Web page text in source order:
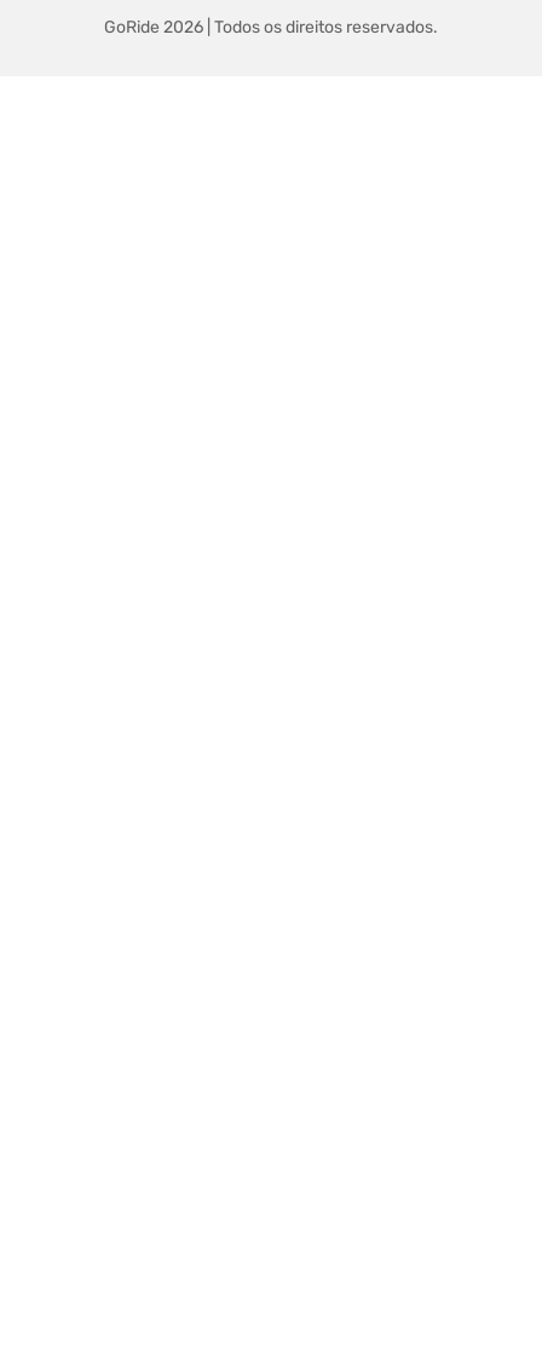
GoRide 2026 | Todos os direitos reservados.